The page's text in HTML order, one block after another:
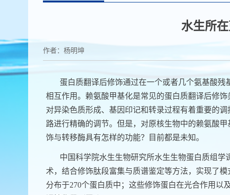
水生所
作者：杨明坤
蛋白质翻译后修饰通过在一个或者几个氨基酸
相互作用。赖氨酸甲基化是常见的蛋白质翻译后修
对异染色质形成、基因印记和转录过程有着重要的
路进行精确的调节。但是，对原核生物中的赖氨酸
饰与转移酶具有怎样的功能？目前都是未知。
中国科学院水生生物研究所水生生物蛋白质组
术，结合修饰肽段富集与质谱鉴定等方法，实现了
分布于270个蛋白质中；这些修饰蛋白在光合作用以